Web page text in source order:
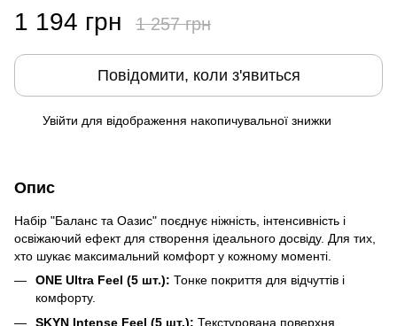
1 194 грн 1 257 грн
Повідомити, коли з'явиться
Увійти для відображення накопичувальної знижки
Опис
Набір "Баланс та Оазис" поєднує ніжність, інтенсивність і
освіжаючий ефект для створення ідеального досвіду. Для тих,
хто шукає максимальний комфорт у кожному моменті.
ONE Ultra Feel (5 шт.): Тонке покриття для відчуттів і
комфорту.
SKYN Intense Feel (5 шт.): Текстурована поверхня.